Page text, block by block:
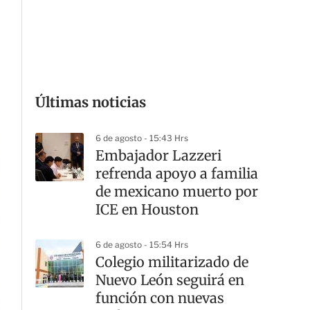
Últimas noticias
6 de agosto - 15:43 Hrs
Embajador Lazzeri
refrenda apoyo a familia
de mexicano muerto por
ICE en Houston
6 de agosto - 15:54 Hrs
Colegio militarizado de
Nuevo León seguirá en
función con nuevas